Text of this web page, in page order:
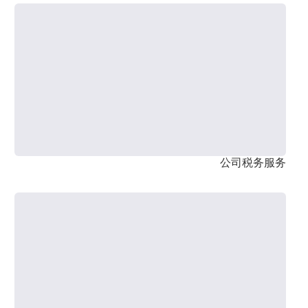
公司税务服务